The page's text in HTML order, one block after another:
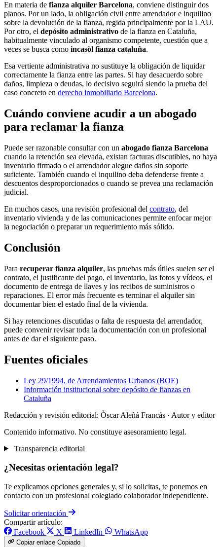
En materia de fianza alquiler Barcelona, conviene distinguir dos
planos. Por un lado, la obligación civil entre arrendador e inquilino
sobre la devolución de la fianza, regida principalmente por la LAU.
Por otro, el depósito administrativo de la fianza en Cataluña,
habitualmente vinculado al organismo competente, cuestión que a
veces se busca como incasòl fianza cataluña.
Esa vertiente administrativa no sustituye la obligación de liquidar
correctamente la fianza entre las partes. Si hay desacuerdo sobre
daños, limpieza o deudas, lo decisivo seguirá siendo la prueba del
caso concreto en derecho inmobiliario Barcelona.
Cuándo conviene acudir a un abogado
para reclamar la fianza
Puede ser razonable consultar con un abogado fianza Barcelona
cuando la retención sea elevada, existan facturas discutibles, no haya
inventario firmado o el arrendador alegue daños sin soporte
suficiente. También cuando el inquilino deba defenderse frente a
descuentos desproporcionados o cuando se prevea una reclamación
judicial.
En muchos casos, una revisión profesional del contrato, del
inventario vivienda y de las comunicaciones permite enfocar mejor
la negociación o preparar un requerimiento más sólido.
Conclusión
Para recuperar fianza alquiler, las pruebas más útiles suelen ser el
contrato, el justificante del pago, el inventario, las fotos y vídeos, el
documento de entrega de llaves y los recibos de suministros o
reparaciones. El error más frecuente es terminar el alquiler sin
documentar bien el estado final de la vivienda.
Si hay retenciones discutidas o falta de respuesta del arrendador,
puede convenir revisar toda la documentación con un profesional
antes de dar el siguiente paso.
Fuentes oficiales
Ley 29/1994, de Arrendamientos Urbanos (BOE)
Información institucional sobre depósito de fianzas en
Cataluña
Redacción y revisión editorial: Òscar Aleñá Francás · Autor y editor
Contenido informativo. No constituye asesoramiento legal.
Transparencia editorial
¿Necesitas orientación legal?
Te explicamos opciones generales y, si lo solicitas, te ponemos en
contacto con un profesional colegiado colaborador independiente.
Solicitar orientación
Compartir artículo:
Facebook
X LinkedIn WhatsApp
Copiar enlace Copiado